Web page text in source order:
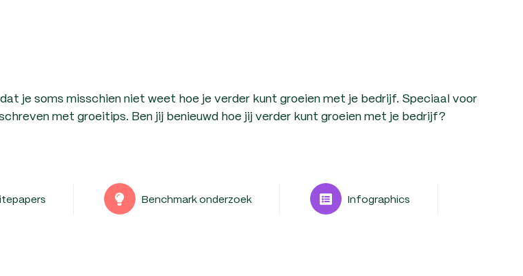
je soms misschien niet weet hoe je verder kunt groeien met je bedrijf. Speciaal voor
met groeitips. Ben jij benieuwd hoe jij verder kunt groeien met je bedrijf?
Benchmark onderzoek Infographics